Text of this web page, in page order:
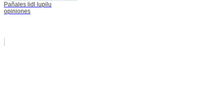
Pañales lidl lupilu
opiniones